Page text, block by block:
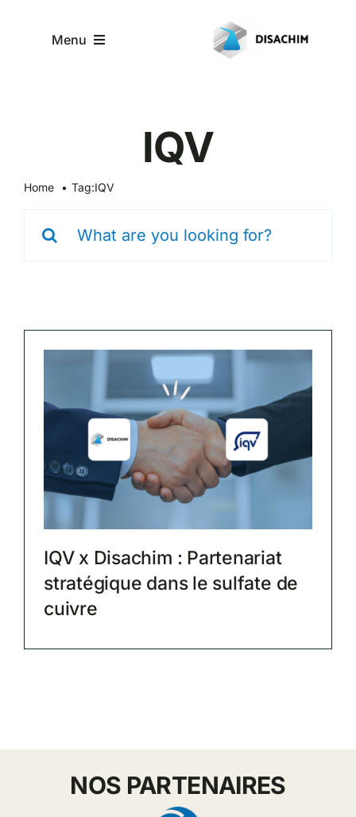
Menu
IQV
Home Tag:IQV
for:
IQV x Disachim : Partenariat
stratégique dans le sulfate de
cuivre
NOS PARTENAIRES